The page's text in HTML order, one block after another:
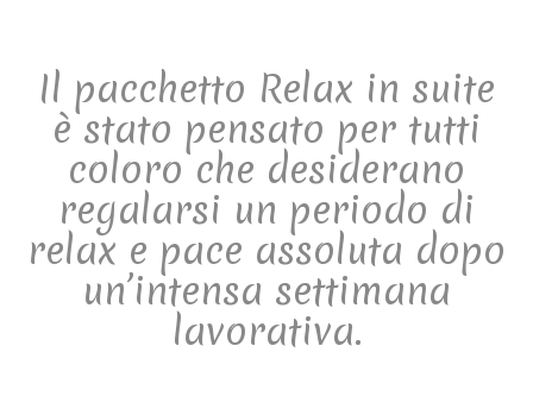
Il pacchetto Relax in suite
è stato pensato per tutti
coloro che desiderano
regalarsi un periodo di
relax e pace assoluta dopo
un’intensa settimana
lavorativa.